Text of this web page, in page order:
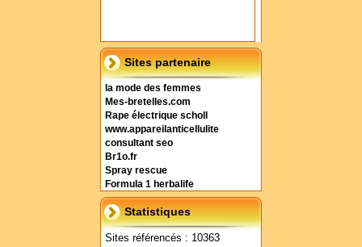
Sites partenaire
la mode des femmes
Mes-bretelles.com
Rape électrique scholl
www.appareilanticellulite
consultant seo
Br1o.fr
Spray rescue
Formula 1 herbalife
Statistiques
Sites référencés : 10363